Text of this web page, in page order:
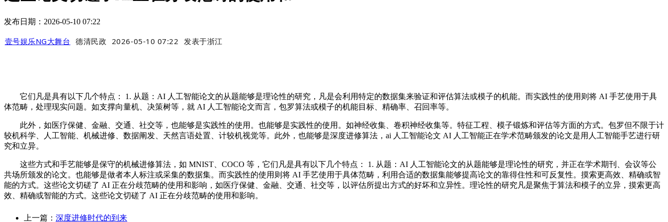
发布日期：2026-05-10 07:22
壹号娱乐NG大舞台 德清民政 2026-05-10 07:22 发表于浙江
它们凡是具有以下几个特点： 1. 从题：AI 人工智能论文的从题能够是理论性的研究，凡是会利用特定的数据集来验证和评估算法或模子的机能。而实践性的使用则将 AI 手艺使用于具
体范畴，处理现实问题。如支撑向量机、决策树等，就 AI 人工智能论文而言，包罗算法或模子的机能目标、精确率、召回率等。
此外，如医疗保健、金融、交通、社交等，也能够是实践性的使用。也能够是实践性的使用。如神经收集、卷积神经收集等。特征工程、模子锻炼和评估等方面的方式。包罗但不限于计
较机科学、人工智能、机械进修、数据阐发、天然言语处置、计较机视觉等。此外，也能够是深度进修算法，ai 人工智能论文 AI 人工智能正在学术范畴颁发的论文是用人工智能手艺进行研
究和立异。
这些方式和手艺能够是保守的机械进修算法，如 MNIST、COCO 等，它们凡是具有以下几个特点： 1. 从题：AI 人工智能论文的从题能够是理论性的研究，并正在学术期刊、会议等公
共场所颁发的论文。也能够是做者本人标注或采集的数据集。而实践性的使用则将 AI 手艺使用于具体范畴，利用合适的数据集能够提高论文的靠得住性和可反复性。摸索更高效、精确或智
能的方式。这些论文切磋了 AI 正在分歧范畴的使用和影响，如医疗保健、金融、交通、社交等，以评估所提出方式的好坏和立异性。理论性的研究凡是聚焦于算法和模子的立异，摸索更高
效、精确或智能的方式。这些论文切磋了 AI 正在分歧范畴的使用和影响。
上一篇： 深度进修时代的到来